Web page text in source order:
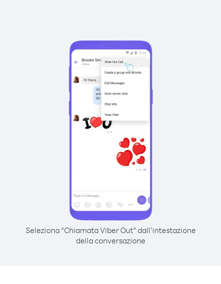
Seleziona “Chiamata Viber Out” dall’intestazione
della conversazione